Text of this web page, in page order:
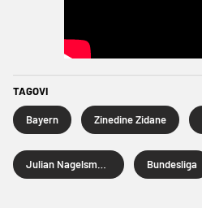
TAGOVI
Bayern Zinedine Zidane
Bundesliga